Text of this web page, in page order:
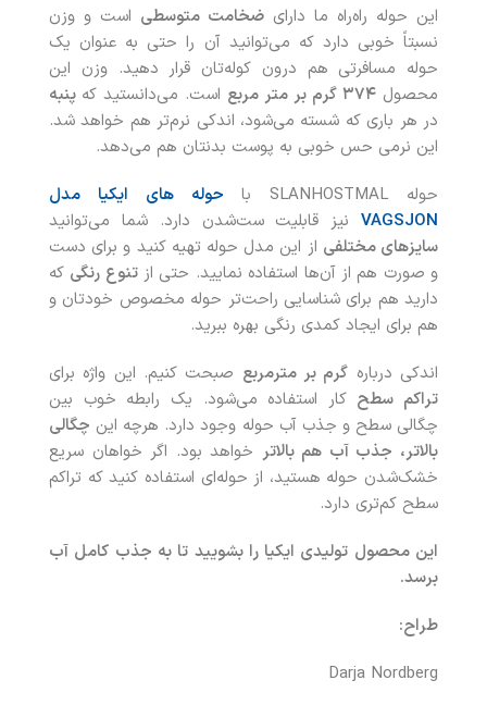
این حوله راه‌راه ما دارای ضخامت متوسطی است و وزن
نسبتاً خوبی دارد که می‌توانید آن را حتی به‌ عنوان یک
حوله مسافرتی هم درون کوله‌تان قرار دهید. وزن این
محصول ۳۷۴ گرم بر متر مربع است. می‌دانستید که پنبه
در هر باری که شسته می‌شود، اندکی نرم‌تر هم خواهد شد.
این نرمی حس خوبی به پوست بدنتان هم می‌دهد.
حوله SLANHOSTMAL با
حوله های ایکیا مدل
VAGSJON نیز قابلیت ست‌شدن دارد. شما می‌توانید
سایزهای مختلفی از این مدل حوله تهیه کنید و برای دست
و صورت هم از آن‌ها استفاده نمایید. حتی ازتنوع رنگی که
دارید هم برای شناسایی راحت‌تر حوله مخصوص خودتان و
هم برای ایجاد کمدی رنگی بهره ببرید.
اندکی درباره گرم بر مترمربع صبحت کنیم. این واژه برای
تراکم سطح کار استفاده می‌شود. یک رابطه خوب بین
چگالی سطح و جذب آب حوله وجود دارد. هرچه این چگالی
بالاتر، جذب آب هم بالاتر خواهد بود. اگر خواهان سریع
خشک‌شدن حوله هستید، از حوله‌ای استفاده کنید که تراکم
سطح کم‌تری دارد.
این محصول تولیدی ایکیا را بشویید تا به جذب کامل آب
برسد.
طراح:
Darja Nordberg